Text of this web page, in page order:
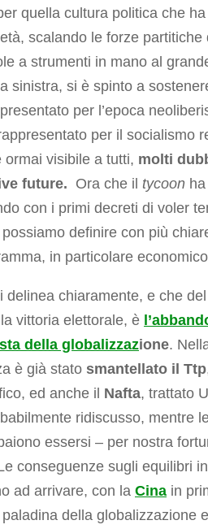
quella cultura politica che
scalando le forze
a strumenti in mano al
sinistra, si è spinto a
per l’epoca
per il socialismo
ormai visibile a tutti, molti
future. Ora che il tycoon
con i primi decreti di voler
definire con più
in particolare
delinea chiaramente, e che
vittoria elettorale, è
della globalizzazione.
è già stato smantellato il Ttp
ed anche il Nafta, trattato
ridiscusso, mentre
paiono essersi – per nostra
conseguenze sugli equilibri
ad arrivare, con la Cina in
della globalizzazione